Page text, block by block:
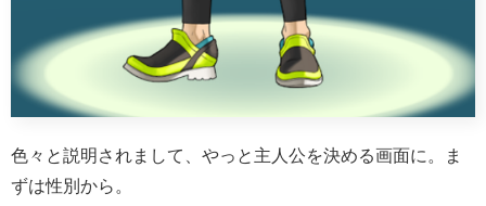
色々と説明されまして、やっと主人公を決める画面に。ま
ずは性別から。